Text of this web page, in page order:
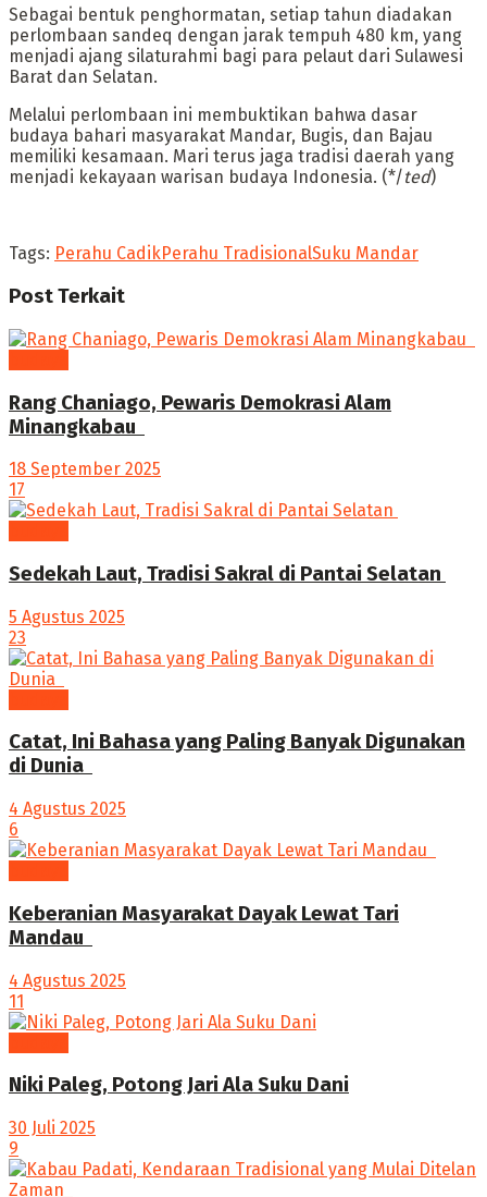
Sebagai bentuk penghormatan, setiap tahun diadakan
perlombaan sandeq dengan jarak tempuh 480 km, yang
menjadi ajang silaturahmi bagi para pelaut dari Sulawesi
Barat dan Selatan.
Melalui perlombaan ini membuktikan bahwa dasar
budaya bahari masyarakat Mandar, Bugis, dan Bajau
memiliki kesamaan. Mari terus jaga tradisi daerah yang
menjadi kekayaan warisan budaya Indonesia. (*/ted)
Tags: Perahu CadikPerahu TradisionalSuku Mandar
PostTerkait
Rang Chaniago, Pewaris Demokrasi Alam
Minangkabau ‎
18 September 2025
17
Sedekah Laut, Tradisi Sakral di Pantai Selatan
5 Agustus 2025
23
‎Catat, Ini Bahasa yang Paling Banyak Digunakan
di Dunia ‎
4 Agustus 2025
6
Keberanian Masyarakat Dayak Lewat Tari
Mandau ‎
4 Agustus 2025
11
Niki Paleg, Potong Jari Ala Suku Dani
30 Juli 2025
9